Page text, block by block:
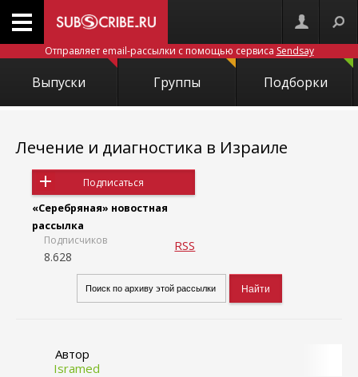
Отправляет email-рассылки с помощью сервиса Sendsay
Выпуски Группы Подборки
Лечение и диагностика в Израиле
Подписаться
«Серебряная» новостная
рассылка
Подписчиков
8.628
RSS
Автор
Isramed